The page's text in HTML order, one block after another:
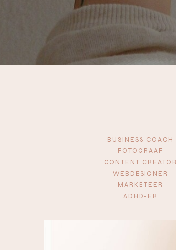
BUSINESS COACH
FOTOGRAAF
CONTENT CREATOR
WEBDESIGNER
MARKETEER
ADHD-ER